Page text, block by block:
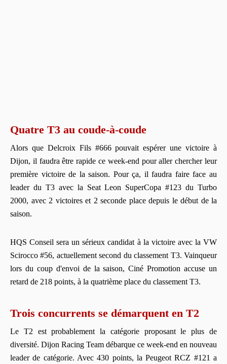
Quatre T3 au coude-à-coude
Alors que Delcroix Fils #666 pouvait espérer une victoire à
Dijon, il faudra être rapide ce week-end pour aller chercher leur
première victoire de la saison. Pour ça, il faudra faire face au
leader du T3 avec la Seat Leon SuperCopa #123 du Turbo
2000, avec 2 victoires et 2 seconde place depuis le début de la
saison.
HQS Conseil sera un sérieux candidat à la victoire avec la VW
Scirocco #56, actuellement second du classement T3. Vainqueur
lors du coup d'envoi de la saison, Ciné Promotion accuse un
retard de 218 points, à la quatrième place du classement T3.
Trois concurrents se démarquent en T2
Le T2 est probablement la catégorie proposant le plus de
diversité. Dijon Racing Team débarque ce week-end en nouveau
leader de catégorie. Avec 430 points, la Peugeot RCZ #121 a